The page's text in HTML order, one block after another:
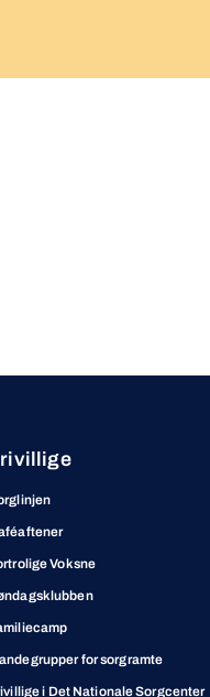
Voksne
for sorgramte
i Det Nationale Sorgcenter